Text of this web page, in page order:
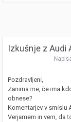
Izkušnje z Audi
Pozdravljeni,
Zanima me, če ima
obnese?
Komentarjev v smislu
Verjamem in vem, da